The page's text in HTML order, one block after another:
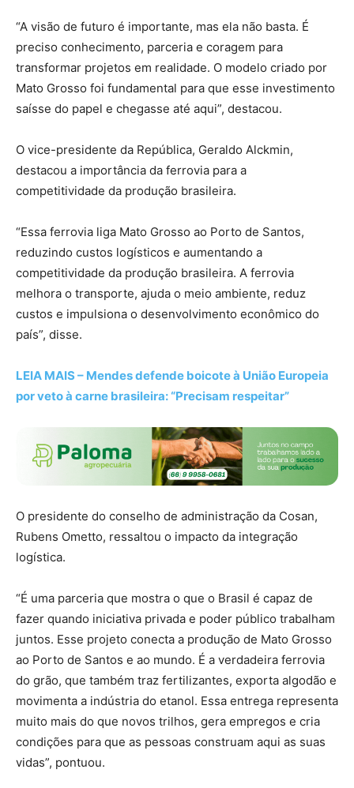
“A visão de futuro é importante, mas ela não basta. É
preciso conhecimento, parceria e coragem para
transformar projetos em realidade. O modelo criado por
Mato Grosso foi fundamental para que esse investimento
saísse do papel e chegasse até aqui”, destacou.
O vice-presidente da República, Geraldo Alckmin,
destacou a importância da ferrovia para a
competitividade da produção brasileira.
“Essa ferrovia liga Mato Grosso ao Porto de Santos,
reduzindo custos logísticos e aumentando a
competitividade da produção brasileira. A ferrovia
melhora o transporte, ajuda o meio ambiente, reduz
custos e impulsiona o desenvolvimento econômico do
país”, disse.
LEIA MAIS – Mendes defende boicote à União Europeia
por veto à carne brasileira: “Precisam respeitar”
O presidente do conselho de administração da Cosan,
Rubens Ometto, ressaltou o impacto da integração
logística.
“É uma parceria que mostra o que o Brasil é capaz de
fazer quando iniciativa privada e poder público trabalham
juntos. Esse projeto conecta a produção de Mato Grosso
ao Porto de Santos e ao mundo. É a verdadeira ferrovia
do grão, que também traz fertilizantes, exporta algodão e
movimenta a indústria do etanol. Essa entrega representa
muito mais do que novos trilhos, gera empregos e cria
condições para que as pessoas construam aqui as suas
vidas”, pontuou.